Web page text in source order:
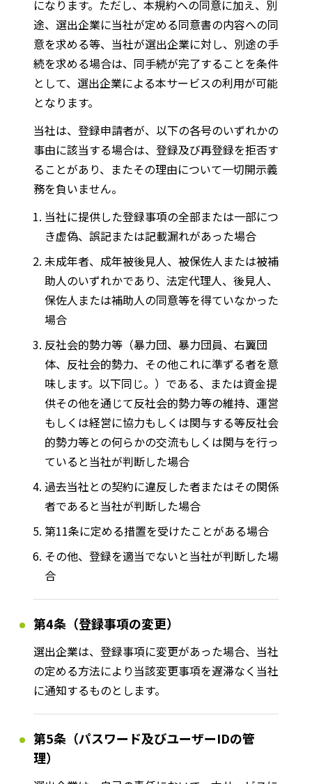
になります。ただし、本規約への同意に加え、別
途、選出企業に当社が定める同意書の内容への同
意を求める等、当社が選出企業に対し、別途の手
続を求める場合は、同手続が完了することを条件
として、選出企業による本サービスの利用が可能
となります。
当社は、登録申請者が、以下の各号のいずれかの
事由に該当する場合は、登録及び再登録を拒否す
ることがあり、またその理由について一切開示義
務を負いません。
当社に提供した登録事項の全部または一部につ
き虚偽、誤記または記載漏れがあった場合
未成年者、成年被後見人、被保佐人または被補
助人のいずれかであり、法定代理人、後見人、
保佐人または補助人の同意等を得ていなかった
場合
反社会的勢力等（暴力団、暴力団員、右翼団
体、反社会的勢力、その他これに準ずる者を意
味します。以下同じ。）である、または資金提
供その他を通じて反社会的勢力等の維持、運営
もしくは経営に協力もしくは関与する等反社会
的勢力等との何らかの交流もしくは関与を行っ
ていると当社が判断した場合
過去当社との契約に違反した者またはその関係
者であると当社が判断した場合
第11条に定める措置を受けたことがある場合
その他、登録を適当でないと当社が判断した場
合
第4条（登録事項の変更）
選出企業は、登録事項に変更があった場合、当社
の定める方法により当該変更事項を遅滞なく当社
に通知するものとします。
第5条（パスワード及びユーザーIDの管
理）